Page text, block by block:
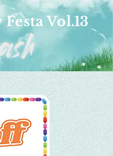
Vol.13